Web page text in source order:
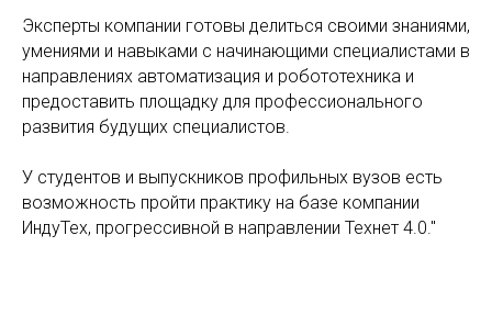
Эксперты компании готовы делиться своими знаниями,
умениями и навыками с начинающими специалистами в
направлениях автоматизация и робототехника и
предоставить площадку для профессионального
развития будущих специалистов.
У студентов и выпускников профильных вузов есть
возможность пройти практику на базе компании
ИндуТех, прогрессивной в направлении Технет 4.0."